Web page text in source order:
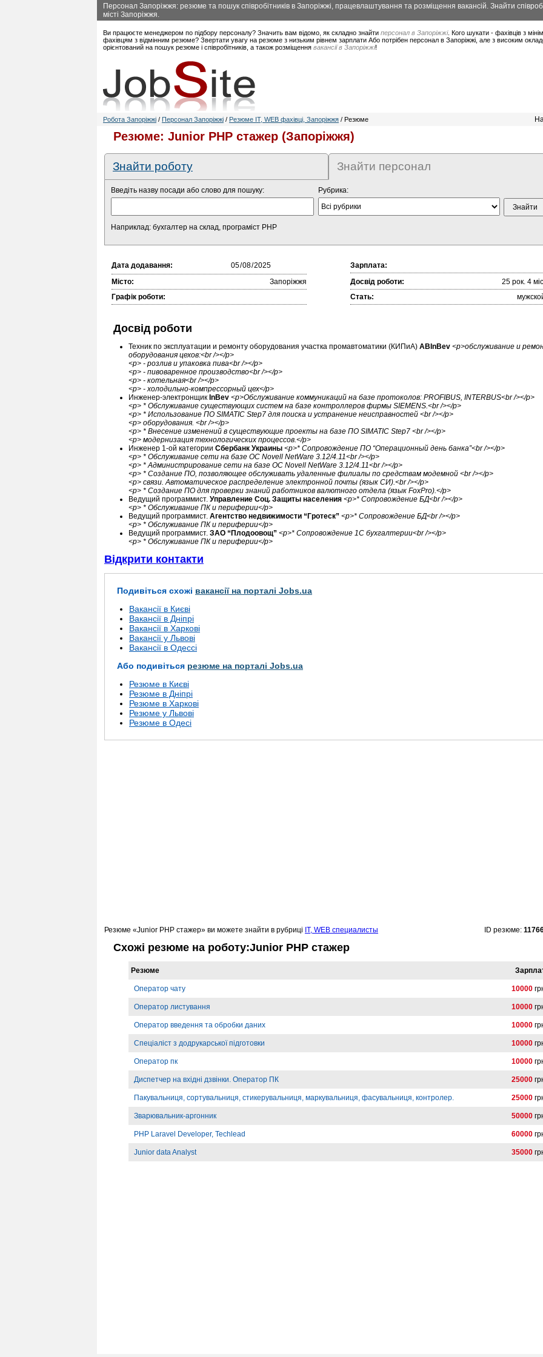
Персонал Запоріжжя: резюме та пошук співробітників в Запоріжжі, працевлаштування та розміщення вакансій. Знайти
місті Запоріжжя.
Ви працюєте менеджером по підбору персоналу? Значить вам відомо, як складно знайти персонал в Запоріжжі. Кого шукати - фахівців з
фахівцям з відмінним резюме? Звертати увагу на резюме з низьким рівнем зарплати Або потрібен персонал в Запоріжжі, але з високим
орієнтований на пошук резюме і співробітників, а також розміщення вакансії в Запоріжжі!
Робота Запоріжжі / Персонал Запоріжжі / Резюме IT, WEB фахівці, Запоріжжя / Резюме
Резюме: Junior PHP стажер (Запоріжжя)
Знайти роботу Знайти персонал
Введіть назву посади або слово для пошуку:
Наприклад: бухгалтер на склад, програміст PHP
Рубрика:
Дата додавання:
Зарплата:
Місто:
Запоріжжя Досвід роботи:
25 рок. 4
Графік роботи:
Стать:
Досвід роботи
Техник по эксплуатации и ремонту оборудования участка промавтоматики (КИПиА) ABInBev <p>обслуживание и
оборудования цехов:<br /></p>
<p> - розлив и упаковка пива<br /></p>
<p> - пивоваренное производство<br /></p>
<p> - котельная<br /></p>
<p> - холодильно-компрессорный цех</p>
Инженер-электронщик InBev <p>Обслуживание коммуникаций на базе протоколов: PROFIBUS, INTERBUS<br /></p>
<p> * Обслуживание существующих систем на базе контроллеров фирмы SIEMENS.<br /></p>
<p> * Использование ПО SIMATIC Step7 для поиска и устранение неисправностей <br /></p>
<p> оборудования. <br /></p>
<p> * Внесение изменений в существующие проекты на базе ПО SIMATIC Step7 <br /></p>
<p> модернизация технологических процессов.</p>
Инженер 1-ой категории Сбербанк Украины <p>* Сопровождение ПО “Операционный день банка”<br /></p>
<p> * Обслуживание сети на базе ОС Novell NetWare 3.12/4.11<br /></p>
<p> * Администрирование сети на базе ОС Novell NetWare 3.12/4.11<br /></p>
<p> * Создание ПО, позволяющее обслуживать удаленные филиалы по средствам модемной <br /></p>
<p> связи. Автоматическое распределение электронной почты (язык СИ).<br /></p>
<p> * Создание ПО для проверки знаний работников валютного отдела (язык FoxPro).</p>
Ведущий программист. Управление Соц. Защиты населения <p>* Сопровождение БД<br /></p>
<p> * Обслуживание ПК и периферии</p>
Ведущий программист. Агентство недвижимости “Гротеск” <p>* Сопровождение БД<br /></p>
<p> * Обслуживание ПК и периферии</p>
Ведущий программист. ЗАО “Плодоовощ” <p>* Сопровождение 1С бухгалтерии<br /></p>
<p> * Обслуживание ПК и периферии</p>
Відкрити контакти
Подивіться схожі вакансії на порталі Jobs.ua
Вакансії в Києві
Вакансії в Дніпрі
Вакансії в Харкові
Вакансії у Львові
Вакансії в Одессі
Або подивіться резюме на порталі Jobs.ua
Резюме в Києві
Резюме в Дніпрі
Резюме в Харкові
Резюме у Львові
Резюме в Одесі
Резюме «Junior PHP стажер» ви можете знайти в рубриці IT, WEB специалисты ID резюме:
Схожі резюме на роботу:Junior PHP стажер
Резюме
Оператор чату 10000
Оператор листування 10000
Оператор введення та обробки даних 10000
Спеціаліст з додрукарської підготовки 10000
Оператор пк 10000
Диспетчер на вхідні дзвінки. Оператор ПК 25000
Пакувальниця, сортувальниця, стикерувальниця, маркувальниця, фасувальниця, контролер. 25000
Зварювальник-аргонник 50000
PHP Laravel Developer, Techlead 60000
Junior data Analyst 35000